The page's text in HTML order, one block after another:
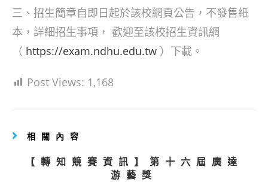
三、招生簡章自即日起於該校網頁公告，不發售紙
本，詳細招生事項， 歡迎至該校招生資訊網
（ https://exam.ndhu.edu.tw ）下載。
Post Views: 1,168
相關內容
【轉知競賽資訊】第十六屆廣達
游藝獎